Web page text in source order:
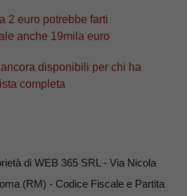
2 euro potrebbe farti
anche 19mila euro
disponibili per chi ha
completa
di WEB 365 SRL - Via Nicola
(RM) - Codice Fiscale e Partita